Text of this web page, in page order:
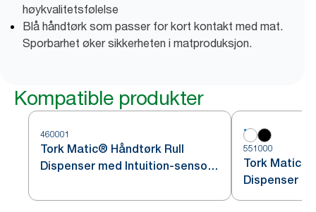
høykvalitetsfølelse
Blå håndtørk som passer for kort kontakt med mat.
Sporbarhet øker sikkerheten i matproduksjon.
Kompatible produkter
460001
Tork Matic® Håndtørk Rull
Dispenser med Intuition-sensor
551000
Tork Matic®
Dispenser